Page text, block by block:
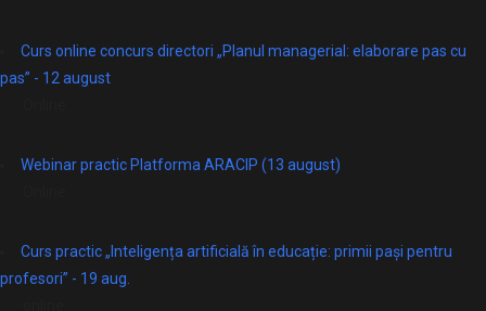
Curs online concurs directori „Planul managerial: elaborare pas cu
pas” - 12 august
Webinar practic Platforma ARACIP (13 august)
Curs practic „Inteligența artificială în educație: primii pași pentru
profesori” - 19 aug.